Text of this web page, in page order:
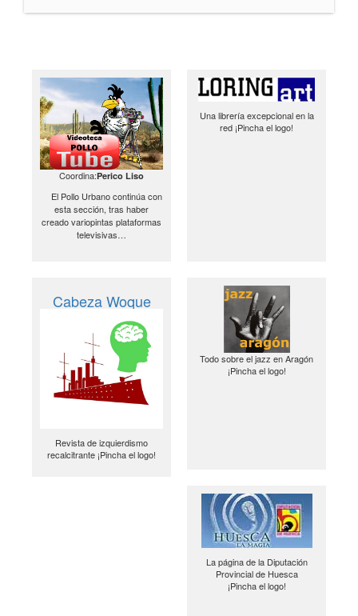
Coordina:Perico Liso
El Pollo Urbano continúa con
esta sección, tras haber
creado variopintas plataformas
televisivas…
Una librería excepcional en la
red ¡Pincha el logo!
Cabeza Woque
Revista de izquierdismo
recalcitrante ¡Pincha el logo!
Todo sobre el jazz en Aragón
¡Pincha el logo!
La página de la Diputación
Provincial de Huesca
¡Pincha el logo!